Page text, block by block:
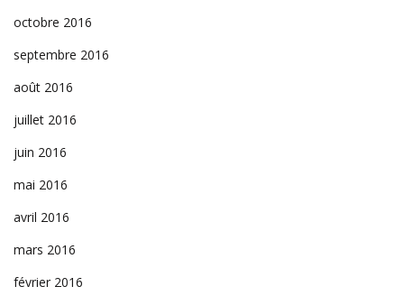
octobre 2016
septembre 2016
août 2016
juillet 2016
juin 2016
mai 2016
avril 2016
mars 2016
février 2016